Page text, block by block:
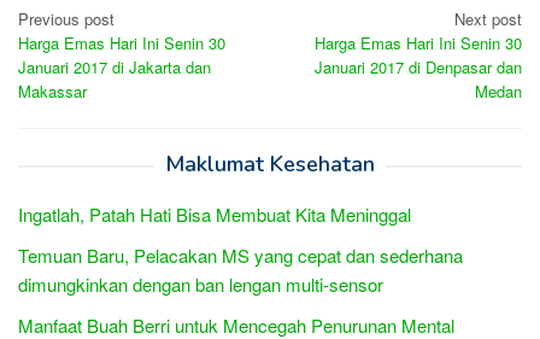
Post
navigation
Previous post
Harga Emas Hari Ini Senin 30
Januari 2017 di Jakarta dan
Makassar
Next post
Harga Emas Hari Ini Senin 30
Januari 2017 di Denpasar dan
Medan
Maklumat Kesehatan
Ingatlah, Patah Hati Bisa Membuat Kita Meninggal
Temuan Baru, Pelacakan MS yang cepat dan sederhana
dimungkinkan dengan ban lengan multi-sensor
Manfaat Buah Berri untuk Mencegah Penurunan Mental